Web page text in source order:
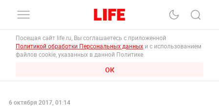
Посещая сайт life.ru, Вы соглашаетесь с приложенной
Политикой обработки Персональных данных и с использованием
файлов cookie, указанных в данной Политике.
ОК
6 октября 2017, 01:14